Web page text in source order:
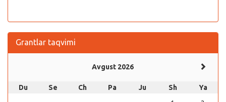
Grantlar taqvimi
Avgust 2026
Du Se Ch Pa Ju Sh
Ya